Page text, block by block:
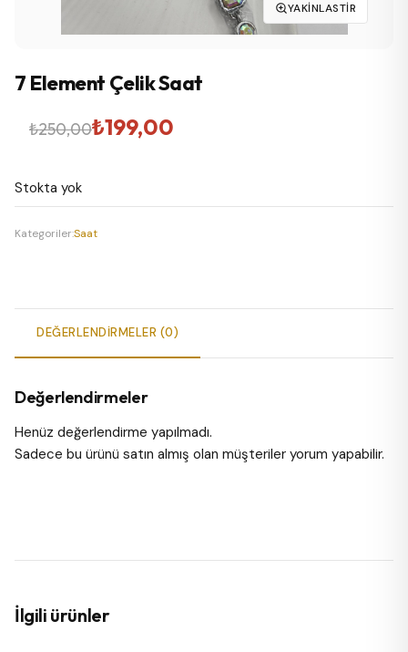
YAKINLASTIR
7 Element Çelik Saat
₺250,00
Orijinal
₺250,00.
₺199,00
Şu
fiyat:
₺199,00.
Stokta yok
Kategoriler:Saat
DEĞERLENDIRMELER (0)
Değerlendirmeler
Henüz değerlendirme yapılmadı.
Sadece bu ürünü satın almış olan müşteriler yorum yapabilir.
İlgili ürünler